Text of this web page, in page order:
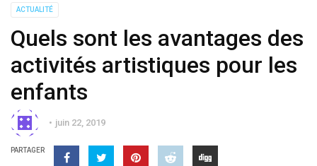
ACTUALITÉ
Quels sont les avantages des
activités artistiques pour les
enfants
juin 22, 2019
PARTAGER